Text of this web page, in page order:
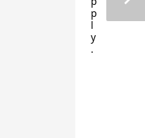
p
l
y
.